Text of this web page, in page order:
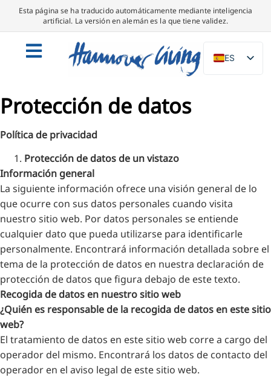
Esta página se ha traducido automáticamente mediante inteligencia
artificial. La versión en alemán es la que tiene validez.
ES
DE
FR
PT
RU
ZH
KO
JA
Protección de datos
Política de privacidad
Protección de datos de un vistazo
Información general
La siguiente información ofrece una visión general de lo
que ocurre con sus datos personales cuando visita
nuestro sitio web. Por datos personales se entiende
cualquier dato que pueda utilizarse para identificarle
personalmente. Encontrará información detallada sobre el
tema de la protección de datos en nuestra declaración de
protección de datos que figura debajo de este texto.
Recogida de datos en nuestro sitio web
¿Quién es responsable de la recogida de datos en este sitio
web?
El tratamiento de datos en este sitio web corre a cargo del
operador del mismo. Encontrará los datos de contacto del
operador en el aviso legal de este sitio web.